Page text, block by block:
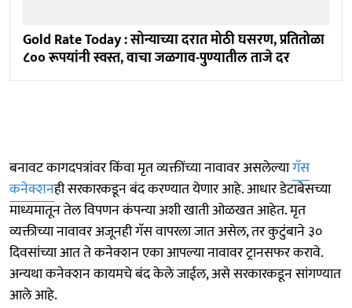
Gold Rate Today : सोन्याच्या दरात मोठी घसरण, प्रतितोळा
८०० रूपयांनी स्वस्त, वाचा जळगाव-पुण्यातील ताजे दर
बनावट कागदपत्रांवर किंवा मृत व्यक्तींच्या नावावर असलेल्यागॅस
कनेक्शनही सरकारकडून बंद करण्यात येणार आहे. आधार डेटाबेसच्या
माध्यमातून तेल विपणन कंपन्या अशी खाती ओळखत आहेत. मृत
व्यक्तीच्या नावावर अजूनही गॅस वापरला जात असेल, तर कुटुंबाने ३०
दिवसांच्या आत ते कनेक्शन एका आपल्या नावावर ट्रानसफर करावे.
अन्यथा कनेक्शन कायमचे बंद केले जाईल, असे सरकारकडून सांगण्यात
आले आहे.